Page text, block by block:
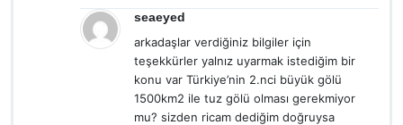
seaeyed
arkadaşlar verdiğiniz bilgiler için
teşekkürler yalnız uyarmak istediğim bir
konu var Türkiye’nin 2.nci büyük gölü
1500km2 ile tuz gölü olması gerekmiyor
mu? sizden ricam dediğim doğruysa